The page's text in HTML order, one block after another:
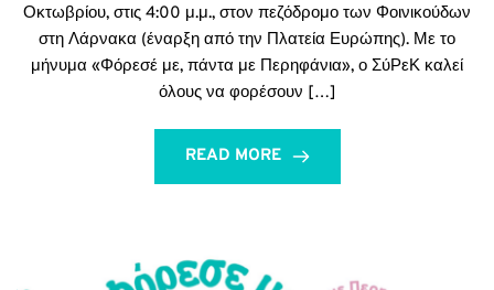
Οκτωβρίου, στις 4:00 μ.μ., στον πεζόδρομο των Φοινικούδων
στη Λάρνακα (έναρξη από την Πλατεία Ευρώπης). Με το
μήνυμα «Φόρεσέ με, πάντα με Περηφάνια», ο ΣύΡεΚ καλεί
όλους να φορέσουν […]
READ MORE